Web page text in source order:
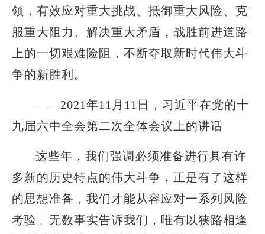
领，有效应对重大挑战、抵御重大风险、克
服重大阻力、解决重大矛盾，战胜前进道路
上的一切艰难险阻，不断夺取新时代伟大斗
争的新胜利。
——2021年11月11日，习近平在党的十
九届六中全会第二次全体会议上的讲话
这些年，我们强调必须准备进行具有许
多新的历史特点的伟大斗争，正是有了这样
的思想准备，我们才能从容应对一系列风险
考验。无数事实告诉我们，唯有以狭路相逢